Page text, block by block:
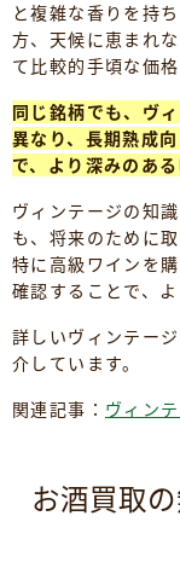
と複雑な香りを持
方、天候に恵まれ
て比較的手頃な価
同じ銘柄でも、ヴ
異なり、長期熟成
で、より深みのあ
ヴィンテージの知
も、将来のために
特に高級ワインを
確認することで、
詳しいヴィンテー
介しています。
関連記事： ヴィン
お酒買取